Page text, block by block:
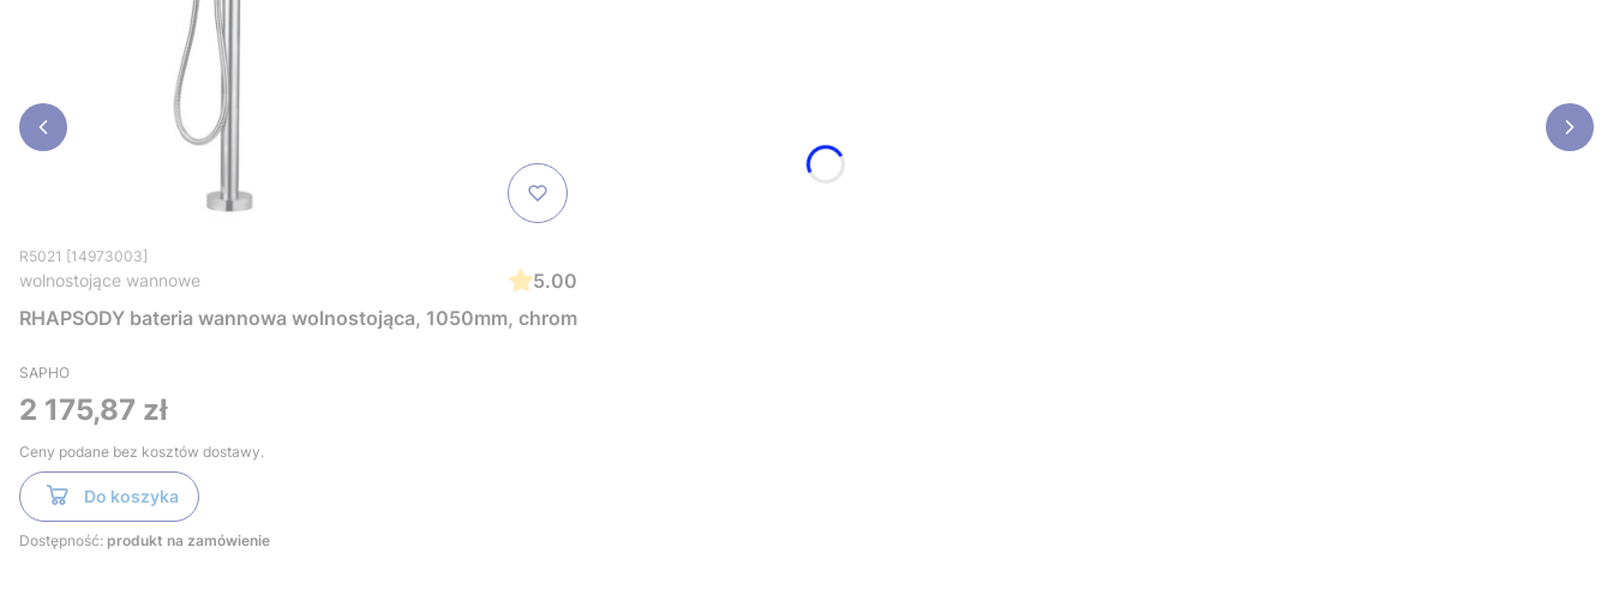
R5021 [14973003]
wolnostojące wannowe
5.00
RHAPSODY bateria wannowa wolnostojąca, 1050mm, chrom
SAPHO
Cena
2 175,87 zł
Ceny podane bez kosztów dostawy.
Do koszyka
Dostępność: produkt na zamówienie